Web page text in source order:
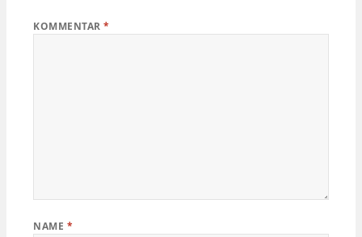
KOMMENTAR*
NAME *